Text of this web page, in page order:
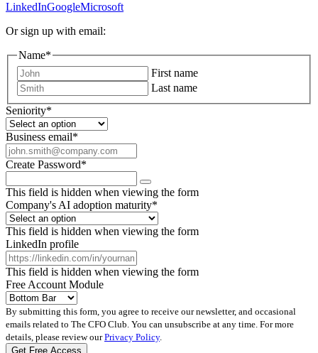
LinkedInGoogleMicrosoft
Or sign up with email:
Name*
First name
Last name
Seniority*
Business email*
Create Password*
This field is hidden when viewing the form
Company's AI adoption maturity*
This field is hidden when viewing the form
LinkedIn profile
This field is hidden when viewing the form
Free Account Module
By submitting this form, you agree to receive our newsletter, and occasional
emails related to The CFO Club. You can unsubscribe at any time. For more
details, please review ourPrivacy Policy.